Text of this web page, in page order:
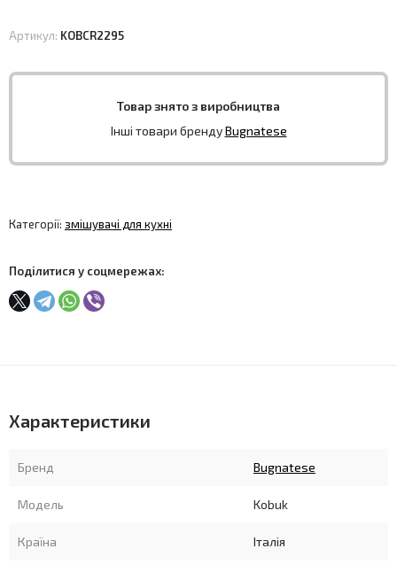
Артикул: KOBCR2295
Товар знято з виробництва
Інші товари брендуBugnatese
Категорії: змішувачі для кухні
Поділитися у соцмережах:
Характеристики
Бренд Bugnatese
Модель Kobuk
Країна Італія